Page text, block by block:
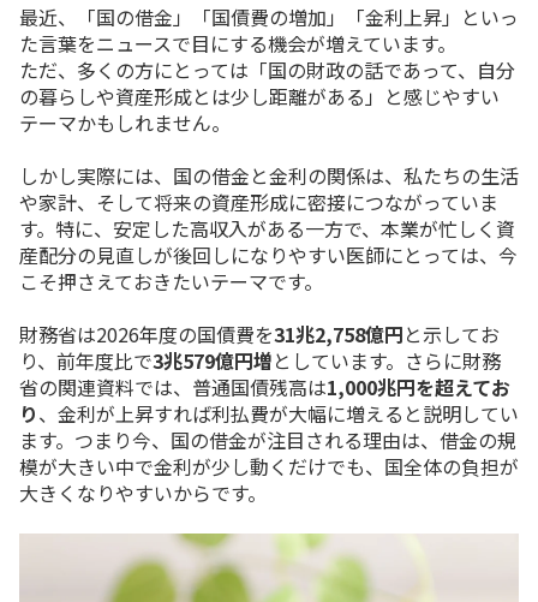
最近、「国の借金」「国債費の増加」「金利上昇」といっ
た言葉をニュースで目にする機会が増えています。
ただ、多くの方にとっては「国の財政の話であって、自分
の暮らしや資産形成とは少し距離がある」と感じやすい
テーマかもしれません。
しかし実際には、国の借金と金利の関係は、私たちの生活
や家計、そして将来の資産形成に密接につながっていま
す。特に、安定した高収入がある一方で、本業が忙しく資
産配分の見直しが後回しになりやすい医師にとっては、今
こそ押さえておきたいテーマです。
財務省は2026年度の国債費を31兆2,758億円と示してお
り、前年度比で3兆579億円増としています。さらに財務
省の関連資料では、普通国債残高は1,000兆円を超えてお
り、金利が上昇すれば利払費が大幅に増えると説明してい
ます。つまり今、国の借金が注目される理由は、借金の規
模が大きい中で金利が少し動くだけでも、国全体の負担が
大きくなりやすいからです。